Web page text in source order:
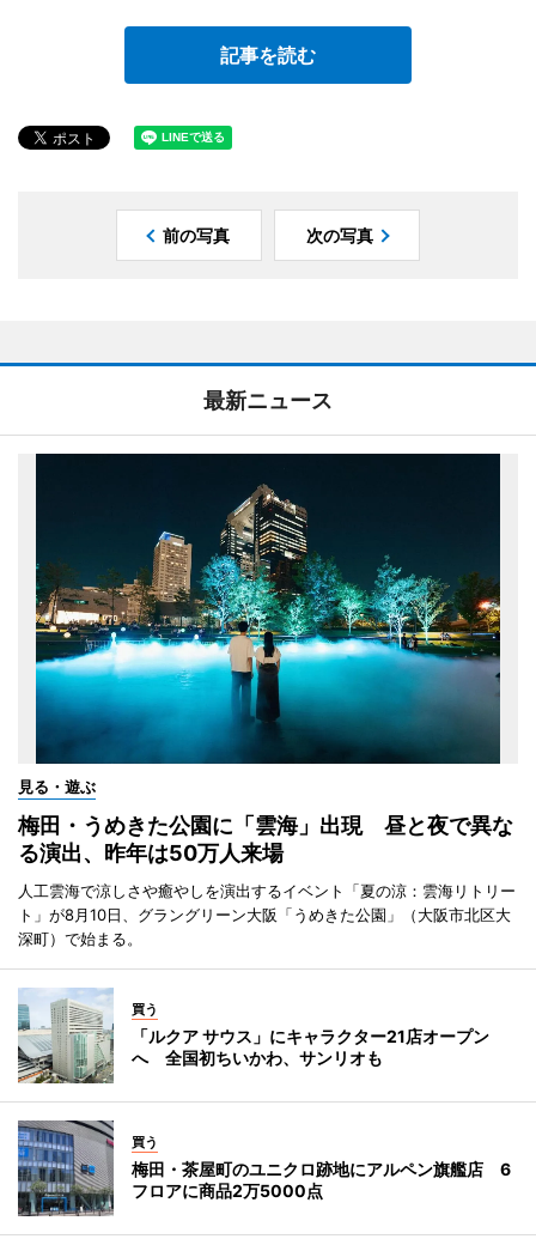
記事を読む
前の写真 次の写真
最新ニュース
見る・遊ぶ
梅田・うめきた公園に「雲海」出現 昼と夜で異な
る演出、昨年は50万人来場
人工雲海で涼しさや癒やしを演出するイベント「夏の涼：雲海リトリー
ト」が8月10日、グラングリーン大阪「うめきた公園」（大阪市北区大
深町）で始まる。
買う
「ルクア サウス」にキャラクター21店オープン
へ 全国初ちいかわ、サンリオも
買う
梅田・茶屋町のユニクロ跡地にアルペン旗艦店 6
フロアに商品2万5000点